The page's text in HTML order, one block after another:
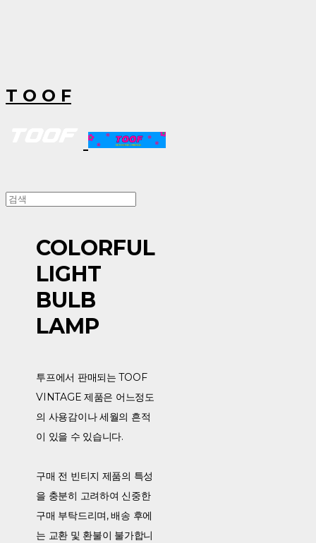
T O O F
COLORFUL
LIGHT
BULB
LAMP
투프에서 판매되는 TOOF
VINTAGE 제품은 어느정도
의 사용감이나 세월의 흔적
이 있을 수 있습니다.
구매 전 빈티지 제품의 특성
을 충분히 고려하여 신중한
구매 부탁드리며, 배송 후에
는 교환 및 환불이 불가합니